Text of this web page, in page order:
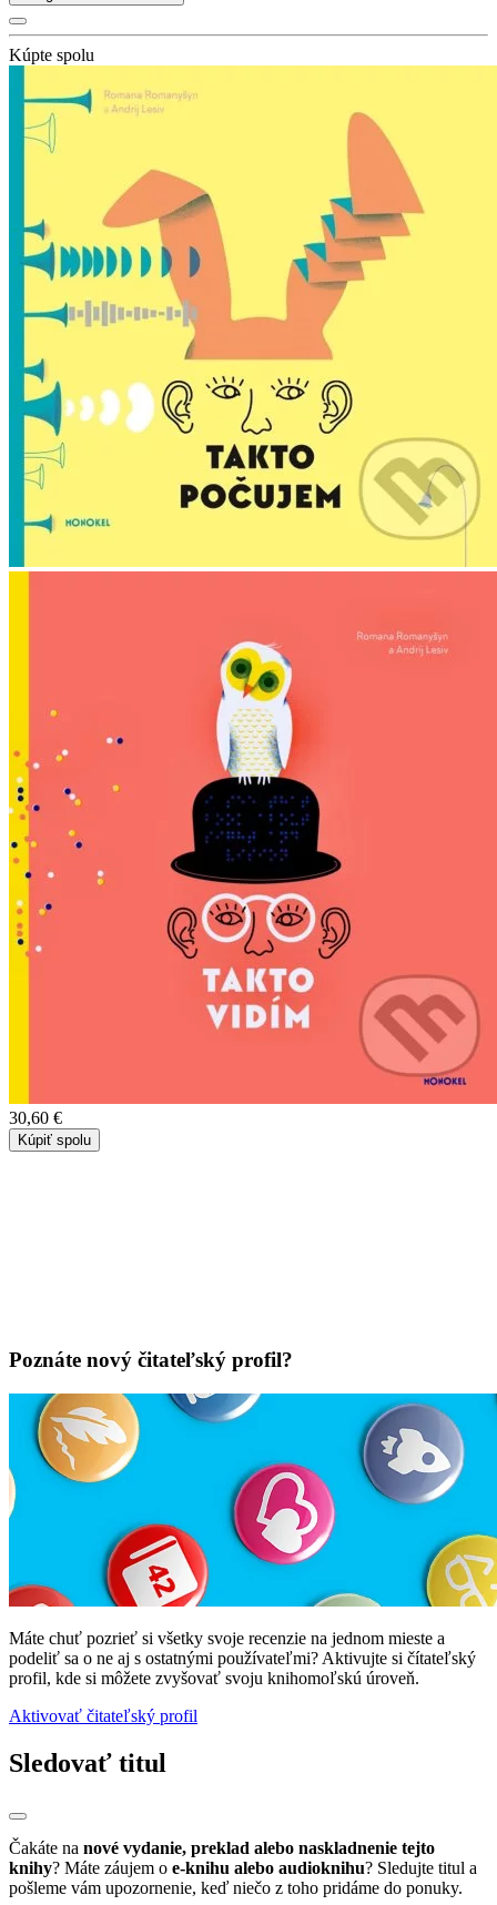
Kúpte spolu
30,60 €
Kúpiť spolu
Poznáte nový čitateľský profil?
Máte chuť pozrieť si všetky svoje recenzie na jednom mieste a
podeliť sa o ne aj s ostatnými používateľmi? Aktivujte si čítateľský
profil, kde si môžete zvyšovať svoju knihomoľskú úroveň.
Aktivovať čitateľský profil
Sledovať titul
Čakáte na nové vydanie, preklad alebo naskladnenie tejto
knihy? Máte záujem o e-knihu alebo audioknihu? Sledujte titul a
pošleme vám upozornenie, keď niečo z toho pridáme do ponuky.